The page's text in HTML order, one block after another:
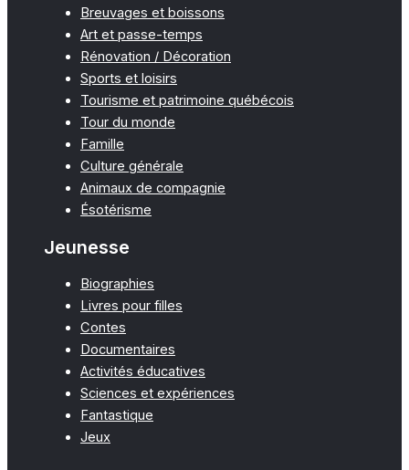
Breuvages et boissons
Art et passe-temps
Rénovation / Décoration
Sports et loisirs
Tourisme et patrimoine québécois
Tour du monde
Famille
Culture générale
Animaux de compagnie
Ésotérisme
Jeunesse
Biographies
Livres pour filles
Contes
Documentaires
Activités éducatives
Sciences et expériences
Fantastique
Jeux